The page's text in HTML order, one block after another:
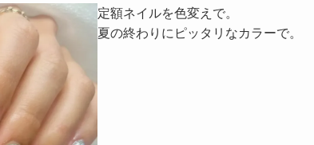
定額ネイルを色変えで。
夏の終わりにピッタリなカラーで。